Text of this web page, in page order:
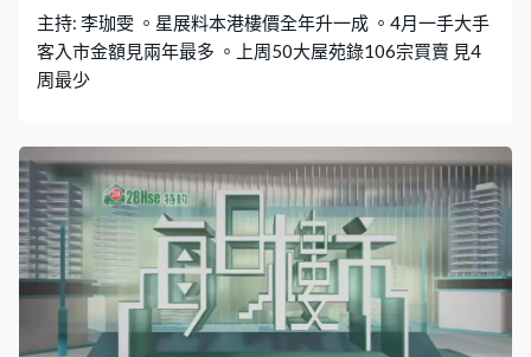
主持: 李珈雯 。星展料本港樓價全年升一成 。4月一手大手
客入市金額見兩年最多 。上周50大屋苑錄106宗買賣 見4
周最少